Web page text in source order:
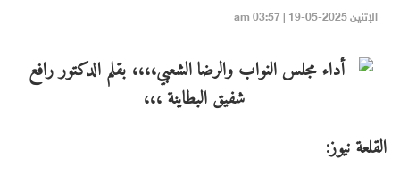
الإثنين 2025-05-19 | 03:57 am
القلعة نيوز: